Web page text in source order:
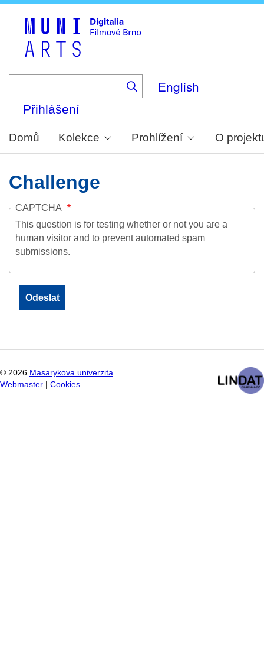
English
Přihlášení
Domů Kolekce Prohlížení O
Challenge
CAPTCHA
This question is for testing whether or not you are a
human visitor and to prevent automated spam
submissions.
© 2026 Masarykova univerzita
Webmaster
Cookies